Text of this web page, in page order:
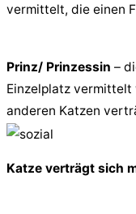
vermittelt, die einen
Prinz/ Prinzessin –
Einzelplatz
anderen Katzen
Katze verträgt sich